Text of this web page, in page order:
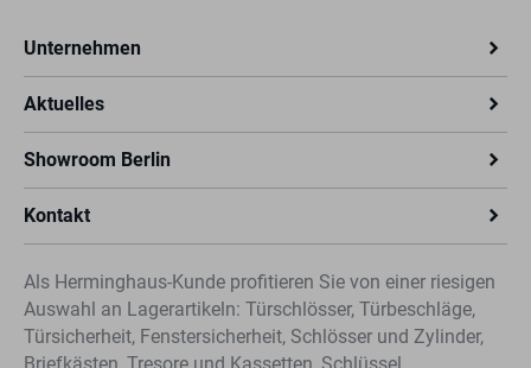
Unternehmen
Aktuelles
Showroom Berlin
Kontakt
Als Herminghaus-Kunde profitieren Sie von einer riesigen
Auswahl an Lagerartikeln: Türschlösser, Türbeschläge,
Türsicherheit, Fenstersicherheit, Schlösser und Zylinder,